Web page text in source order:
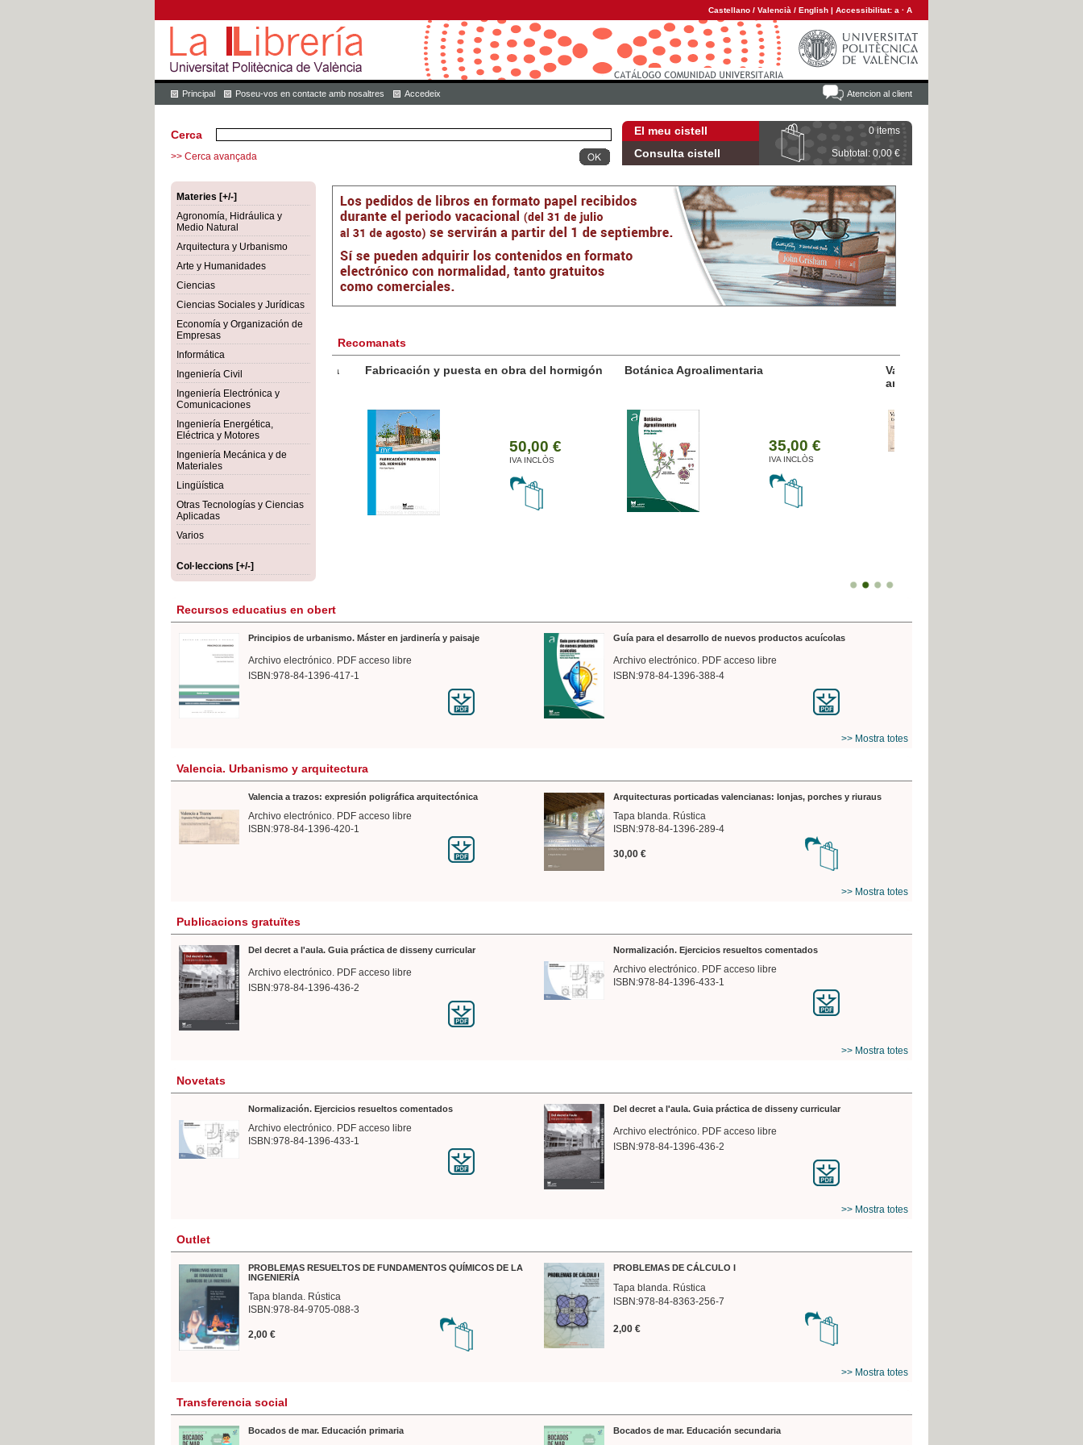
Castellano / Valencià / English | Accessibilitat: a · A
Atencion al client
Principal Poseu-vos en contacte amb nosaltres Accedeix
El meu cistell 0 items
Consulta cistell Subtotal: 0,00 €
Cerca
>> Cerca avançada
Materies [+/-]
Agronomía, Hidráulica y
Medio Natural
Arquitectura y Urbanismo
Arte y Humanidades
Ciencias
Ciencias Sociales y Jurídicas
Economía y Organización de
Empresas
Informática
Ingeniería Civil
Ingeniería Electrónica y
Comunicaciones
Ingeniería Energética,
Eléctrica y Motores
Ingeniería Mecánica y de
Materiales
Lingüística
Otras Tecnologías y Ciencias
Aplicadas
Varios
Col·leccions [+/-]
Recomanats
Botánica Agroalimentaria
35,00 €
IVA INCLÒS
Valencia a trazos: expresión poligráfica
Recursos educatius en obert
Principios de urbanismo. Máster en jardinería y paisaje
Archivo electrónico. PDF acceso libre
ISBN:978-84-1396-417-1
Guía para el desarrollo de nuevos productos acuícolas
Archivo electrónico. PDF acceso libre
ISBN:978-84-1396-388-4
>> Mostra totes
Valencia. Urbanismo y arquitectura
Valencia a trazos: expresión poligráfica arquitectónica
Archivo electrónico. PDF acceso libre
ISBN:978-84-1396-420-1
Arquitecturas porticadas valencianas: lonjas, porches y riuraus
Tapa blanda. Rústica
ISBN:978-84-1396-289-4
30,00 €
>> Mostra totes
Publicacions gratuïtes
Del decret a l'aula. Guia práctica de disseny curricular
Archivo electrónico. PDF acceso libre
ISBN:978-84-1396-436-2
Normalización. Ejercicios resueltos comentados
Archivo electrónico. PDF acceso libre
ISBN:978-84-1396-433-1
>> Mostra totes
Novetats
Normalización. Ejercicios resueltos comentados
Archivo electrónico. PDF acceso libre
ISBN:978-84-1396-433-1
Del decret a l'aula. Guia práctica de disseny curricular
Archivo electrónico. PDF acceso libre
ISBN:978-84-1396-436-2
>> Mostra totes
Outlet
PROBLEMAS RESUELTOS DE FUNDAMENTOS QUÍMICOS DE LA
INGENIERÍA
Tapa blanda. Rústica
ISBN:978-84-9705-088-3
2,00 €
PROBLEMAS DE CÁLCULO I
Tapa blanda. Rústica
ISBN:978-84-8363-256-7
2,00 €
>> Mostra totes
Transferencia social
Bocados de mar. Educación primaria Bocados de mar. Educación secundaria